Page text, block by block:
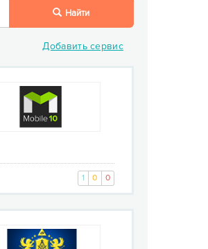
Найти
Добавить сервис
1 0 0